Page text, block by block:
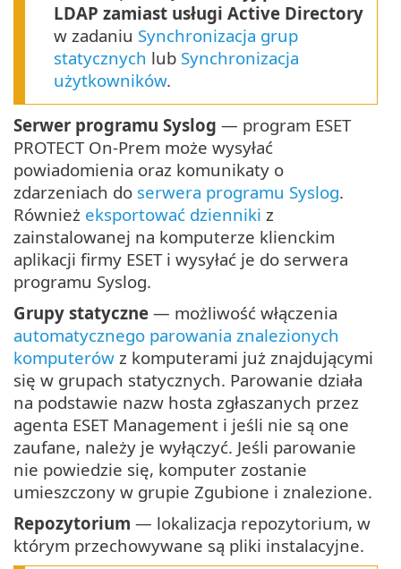
LDAP zamiast usługi Active Directory
w zadaniu Synchronizacja grup
statycznych lub Synchronizacja
użytkowników.
Serwer programu Syslog — program ESET
PROTECT On-Prem może wysyłać
powiadomienia oraz komunikaty o
zdarzeniach do serwera programu Syslog.
Również eksportować dzienniki z
zainstalowanej na komputerze klienckim
aplikacji firmy ESET i wysyłać je do serwera
programu Syslog.
Grupy statyczne — możliwość włączenia
automatycznego parowania znalezionych
komputerów z komputerami już znajdującymi
się w grupach statycznych. Parowanie działa
na podstawie nazw hosta zgłaszanych przez
agenta ESET Management i jeśli nie są one
zaufane, należy je wyłączyć. Jeśli parowanie
nie powiedzie się, komputer zostanie
umieszczony w grupie Zgubione i znalezione.
Repozytorium — lokalizacja repozytorium, w
którym przechowywane są pliki instalacyjne.